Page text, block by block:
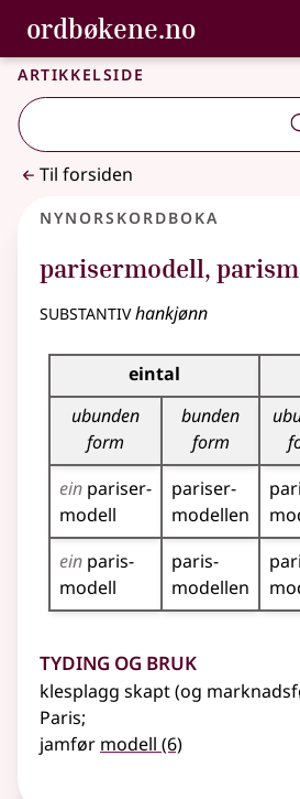
Gå til hovedinnhold
Tilgjengelighet
ordbøkene.no,
Bokmålsordboka og Nynorskordboka
Artikkelside
Til forsiden
Nynorskordboka
parisermodell,
substantivhankjønn
Bøyningstabell for dette
eintal
ubunden
form
bunden
form
ein pariser­
modell
pariser­
modellen
ein paris­
modell
paris­
modellen
Tyding og bruk
klesplagg skapt (og
Paris;
jamfør modell (6)